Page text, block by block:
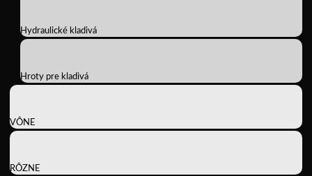
Hydraulické kladivá
Hroty pre kladivá
VÔNE
RÔZNE